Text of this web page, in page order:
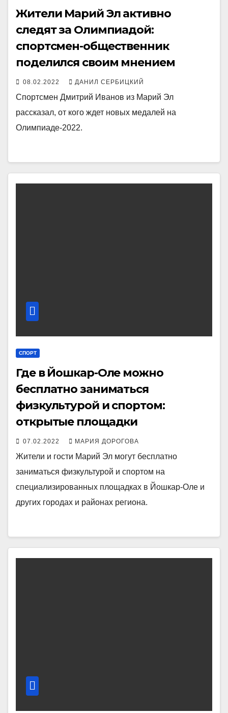
Жители Марий Эл активно
следят за Олимпиадой:
спортсмен-общественник
поделился своим мнением
08.02.2022 ДАНИЛ СЕРБИЦКИЙ
Спортсмен Дмитрий Иванов из Марий Эл
рассказал, от кого ждет новых медалей на
Олимпиаде-2022.
СПОРТ
Где в Йошкар-Оле можно
бесплатно заниматься
физкультурой и спортом:
открытые площадки
07.02.2022 МАРИЯ ДОРОГОВА
Жители и гости Марий Эл могут бесплатно
заниматься физкультурой и спортом на
специализированных площадках в Йошкар-Оле и
других городах и районах региона.